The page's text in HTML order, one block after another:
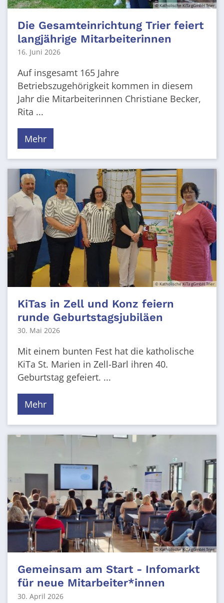
© Katholische KiTa gGmbH Trier
Die Gesamteinrichtung Trier feiert
langjährige Mitarbeiterinnen
16. Juni 2026
Auf insgesamt 165 Jahre
Betriebszugehörigkeit kommen in diesem
Jahr die Mitarbeiterinnen Christiane Becker,
Rita ...
Mehr
© Katholische KiTa gGmbH Trier
KiTas in Zell und Konz feiern
runde Geburtstagsjubiläen
30. Mai 2026
Mit einem bunten Fest hat die katholische
KiTa St. Marien in Zell-Barl ihren 40.
Geburtstag gefeiert. ...
Mehr
© Katholische KiTa gGmbH Trier
Gemeinsam am Start - Infomarkt
für neue Mitarbeiter*innen
30. April 2026